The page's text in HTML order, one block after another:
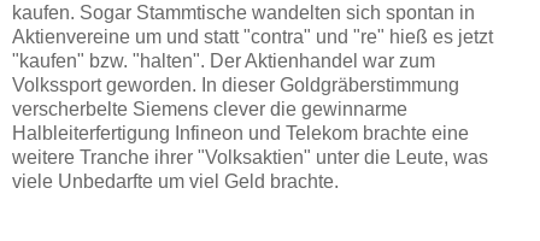
kaufen. Sogar Stammtische wandelten sich spontan in
Aktienvereine um und statt "contra" und "re" hieß es jetzt
"kaufen" bzw. "halten". Der Aktienhandel war zum
Volkssport geworden. In dieser Goldgräberstimmung
verscherbelte Siemens clever die gewinnarme
Halbleiterfertigung Infineon und Telekom brachte eine
weitere Tranche ihrer "Volksaktien" unter die Leute, was
viele Unbedarfte um viel Geld brachte.